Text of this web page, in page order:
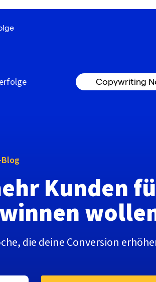
Copywriting
Kunden
die deine Conversion